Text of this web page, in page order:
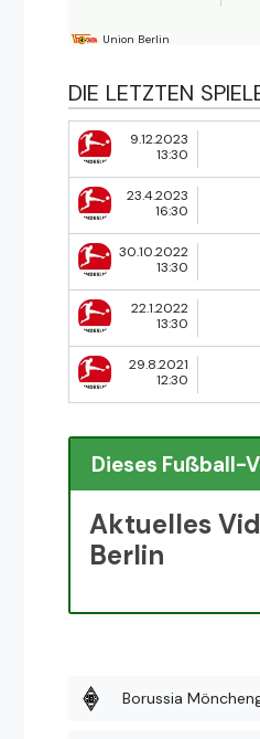
Union Berlin
DIE LETZTEN
9.12.2023
13:30
23.4.2023
16:30
30.10.2022
13:30
22.1.2022
13:30
29.8.2021
12:30
Dieses Fußball-
Aktuelles
Berlin
Borussia